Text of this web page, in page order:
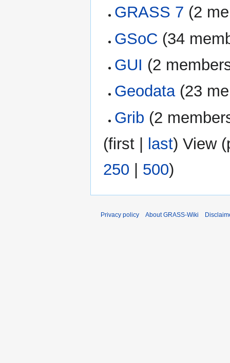
GRASS 7 (2
GSoC (34
GUI
(2
Geodata (23
Grib (2
(first last) View (
250
500)
Privacy policy About GRASS-Wiki